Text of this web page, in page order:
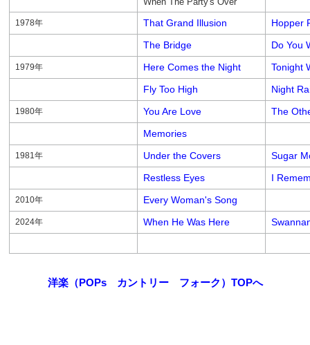
1978年 That Grand Illusion
Hopper
The Bridge
Do You
1979年 Here Comes the Night
Tonight
Fly Too High
Night
1980年 You Are Love
The
Memories
1981年 Under the Covers
Sugar
Restless Eyes
I
2010年 Every Woman's Song
2024年 When He Was Here
洋楽（POPs カントリー フォーク）TOPへ